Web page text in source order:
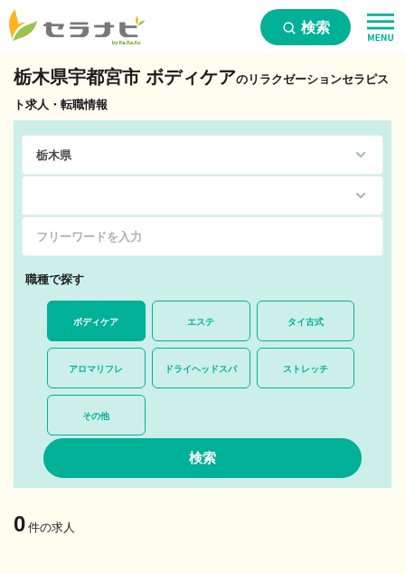
検索
栃木県宇都宮市 ボディケアのリラクゼーションセラピス
ト求人・転職情報
職種で探す
ボディケア エステ タイ古式
アロマリフレ ドライヘッドスパ ストレッチ
その他
0 件の求人